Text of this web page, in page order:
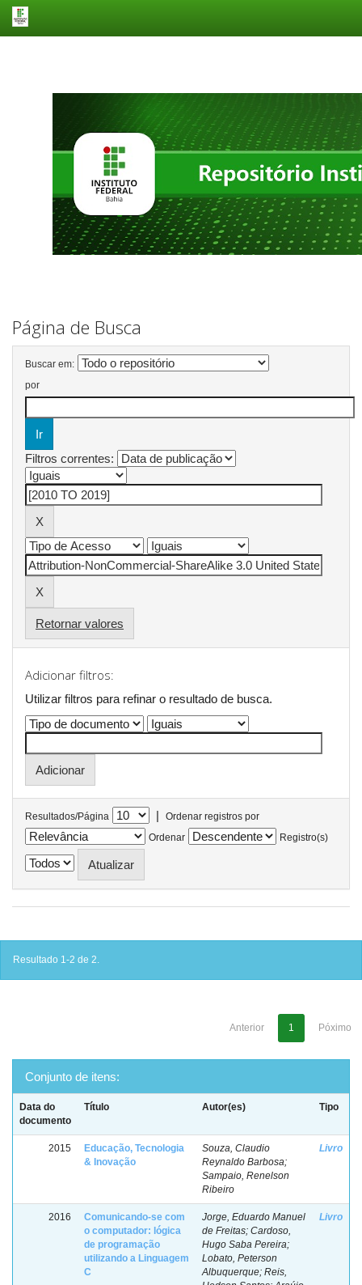
Página de Busca
Buscar em:
por
Filtros correntes:
Retornar valores
Adicionar filtros:
Utilizar filtros para refinar o resultado de busca.
Resultados/Página |
Ordenar registros por
Ordenar
Registro(s)
Resultado 1-2 de 2.
Anterior 1 Póximo
Conjunto de itens:
Data do
documento
Título Autor(es) Tipo
2015
Educação, Tecnologia
& Inovação
Souza, Claudio
Reynaldo Barbosa;
Sampaio, Renelson
Ribeiro
Livro
2016
Comunicando-se com
o computador: lógica
de programação
utilizando a Linguagem
C
Jorge, Eduardo Manuel
de Freitas; Cardoso,
Hugo Saba Pereira;
Lobato, Peterson
Albuquerque; Reis,
Livro